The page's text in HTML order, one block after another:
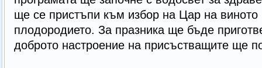
ще се пристъпи към избор на Цар на
плодородието. За празника ще бъде
доброто настроение на присъстващите ще